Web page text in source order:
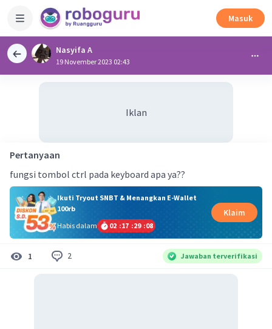
Masuk
Nasyifa A
19 November 2023 02:43
Iklan
Pertanyaan
fungsi tombol ctrl pada keyboard apa ya??
Ikuti Tryout SNBT & Menangkan E-Wallet
100rb
Habis dalam
02 :17 :29 :08
Klaim
1 2 Jawaban terverifikasi